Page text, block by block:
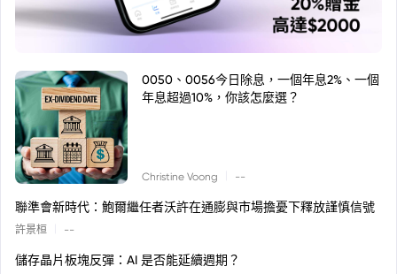
0050、0056今日除息，一個年息2%、一個
年息超過10%，你該怎麼選？
Christine Voong --
聯準會新時代：鮑爾繼任者沃許在通膨與市場擔憂下釋放謹慎信號
許景桓 --
儲存晶片板塊反彈：AI 是否能延續週期？